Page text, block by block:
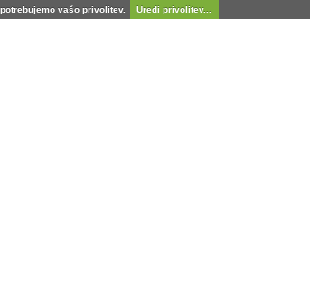
vašo privolitev. Uredi privolitev...